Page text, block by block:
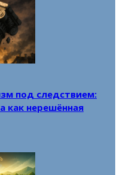
под следствием:
как нерешённая